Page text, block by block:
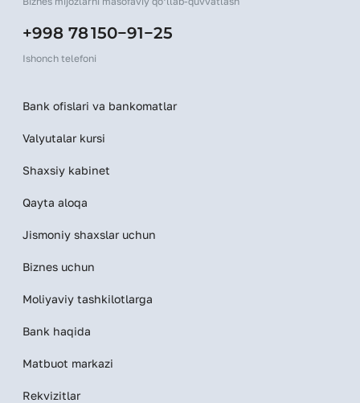
+998 78 150−91−25
Ishonch telefoni
Bank ofislari va bankomatlar
Valyutalar kursi
Shaxsiy kabinet
Qayta aloqa
Jismoniy shaxslar uchun
Biznes uchun
Moliyaviy tashkilotlarga
Bank haqida
Matbuot markazi
Rekvizitlar